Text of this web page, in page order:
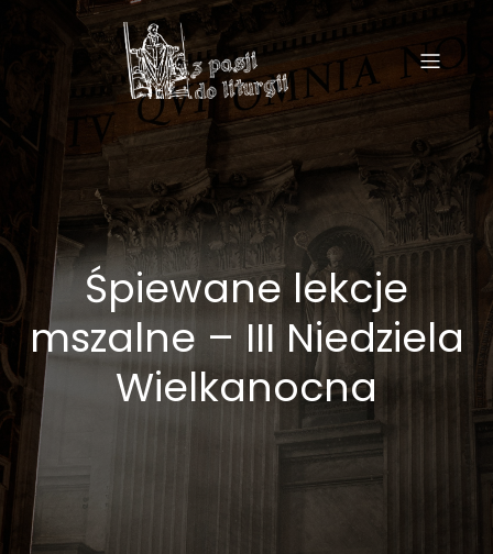
Śpiewane lekcje
mszalne – III Niedziela
Wielkanocna